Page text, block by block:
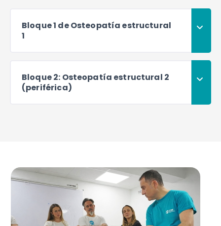
Bloque 1 de Osteopatía estructural
1
Bloque 2: Osteopatía estructural 2
(periférica)